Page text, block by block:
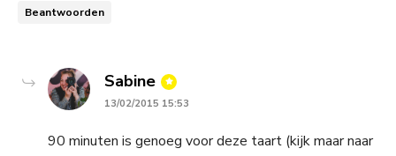
Beantwoorden
Sabine says:
13/02/2015 15:53
90 minuten is genoeg voor deze taart (kijk maar naar